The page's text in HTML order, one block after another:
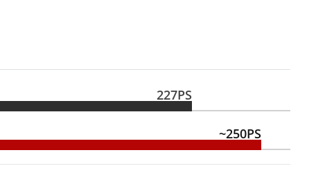
227PS
~250PS